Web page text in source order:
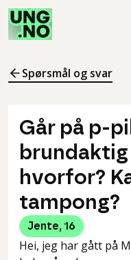
Spørsmål og svar
Går på p-
hvorfor?
tampong?
Jente, 16
Hei, jeg har gått på